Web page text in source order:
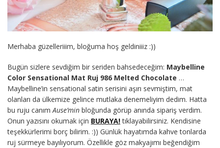
Merhaba güzelleriiim, bloğuma hoş geldiniiiz :))
Bugün sizlere sevdiğim bir seriden bahsedeceğim: Maybelline
Color Sensational Mat Ruj 986 Melted Chocolate …
Maybelline’in sensational satin serisini aşırı sevmiştim, mat
olanları da ülkemize gelince mutlaka denemeliyim dedim. Hatta
bu ruju canımAuse’min bloğunda görüp anında sipariş verdim.
Onun yazısını okumak için BURAYA! tıklayabilirsiniz. Kendisine
teşekkürlerimi borç bilirim. :)) Günlük hayatımda kahve tonlarda
ruj sürmeye bayılıyorum. Özellikle göz makyajımı beğendiğim